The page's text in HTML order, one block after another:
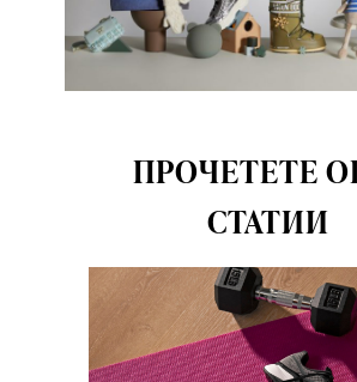
ПРОЧЕТЕТЕ
СТАТИИ